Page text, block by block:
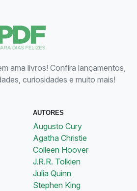
ama livros! Confira lançamentos,
curiosidades e muito mais!
AUTORES
Augusto Cury
Agatha Christie
Colleen Hoover
J.R.R. Tolkien
Julia Quinn
Stephen King